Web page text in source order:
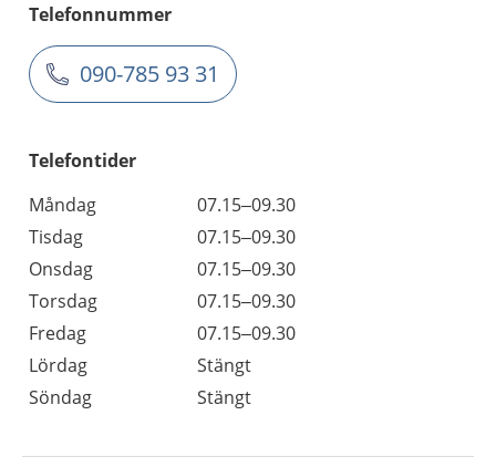
Telefonnummer
090-785 93 31
Telefontider
Måndag
07.15–09.30
Tisdag
07.15–09.30
Onsdag
07.15–09.30
Torsdag
07.15–09.30
Fredag
07.15–09.30
Lördag
Stängt
Söndag
Stängt